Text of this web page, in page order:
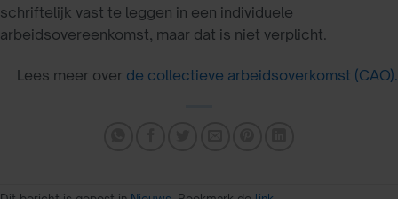
schriftelijk vast te leggen in een individuele
arbeidsovereenkomst, maar dat is niet verplicht.
Lees meer over de collectieve arbeidsoverkomst (CAO).